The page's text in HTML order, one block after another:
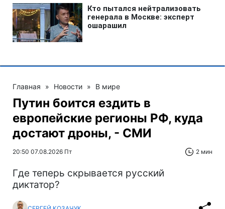
Главная » Новости » В мире
Путин боится ездить в
европейские регионы РФ, куда
достают дроны, - СМИ
20:50 07.08.2026 Пт 2 мин
Где теперь скрывается русский
диктатор?